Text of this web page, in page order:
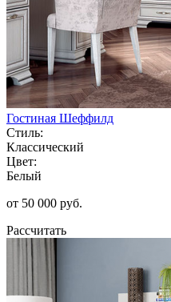
Гостиная Шеффилд
Стиль:
Классический
Цвет:
Белый
от 50 000 руб.
Рассчитать